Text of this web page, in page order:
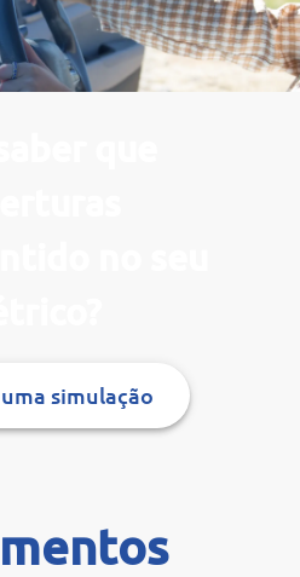
simulação